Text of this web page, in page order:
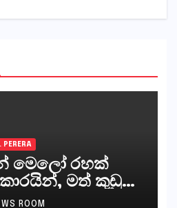
PERERA
මෙලෝ රහක්
මත් කුඩු
අලෙවි
ROOM